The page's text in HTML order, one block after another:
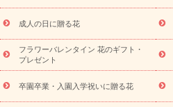
ドフラワー
スタイルから探す
ンド花
お祝い お供え・お悔やみ
ディ胡蝶蘭・お祝い
ミディ胡蝶蘭
観葉植物
観葉植物 産直多肉
お祝い
お供え・お悔やみ 花と
プチギフト（hanamore -ハナモア-）
キューピットのeGfit
カラー ピ
成人の日に贈る花
フラワーバレンタイン 花のギフト・
プレゼント
卒園卒業・入園入学祝いに贈る花